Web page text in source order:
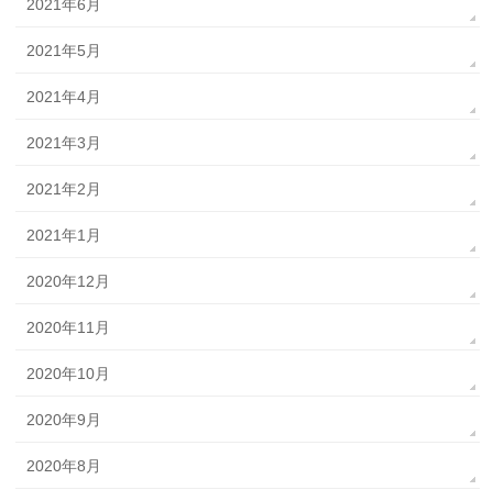
2021年6月
2021年5月
2021年4月
2021年3月
2021年2月
2021年1月
2020年12月
2020年11月
2020年10月
2020年9月
2020年8月